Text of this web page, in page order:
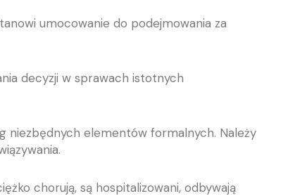
umocowanie do podejmowania za
decyzji w sprawach istotnych
niezbędnych elementów formalnych. Należy
chorują, są hospitalizowani, odbywają